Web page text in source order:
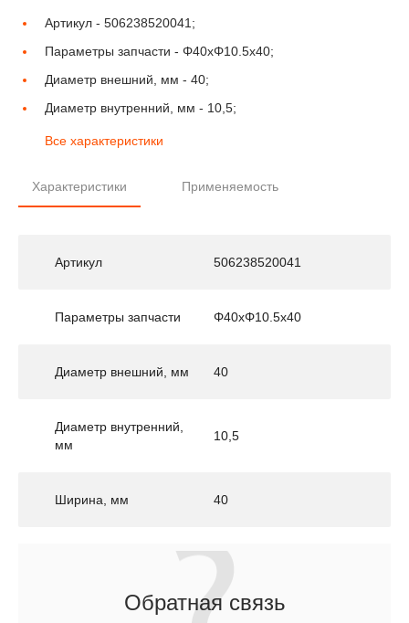
Артикул - 506238520041;
Параметры запчасти - Φ40xΦ10.5x40;
Диаметр внешний, мм - 40;
Диаметр внутренний, мм - 10,5;
Все характеристики
Характеристики Применяемость
Артикул 506238520041
Параметры запчасти Φ40xΦ10.5x40
Диаметр внешний, мм 40
Диаметр внутренний,
мм
10,5
Ширина, мм 40
Обратная связь